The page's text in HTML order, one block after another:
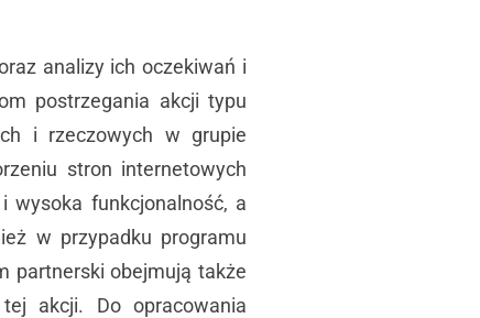
analizy ich oczekiwań i
postrzegania akcji typu
i rzeczowych w grupie
stron internetowych
wysoka funkcjonalność, a
w przypadku programu
partnerski obejmują także
akcji. Do opracowania